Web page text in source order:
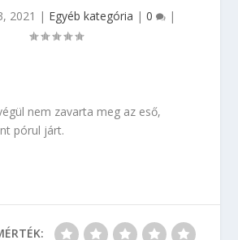
2021 | Egyéb kategória | 0 |
nem zavarta meg az eső,
pórul járt.